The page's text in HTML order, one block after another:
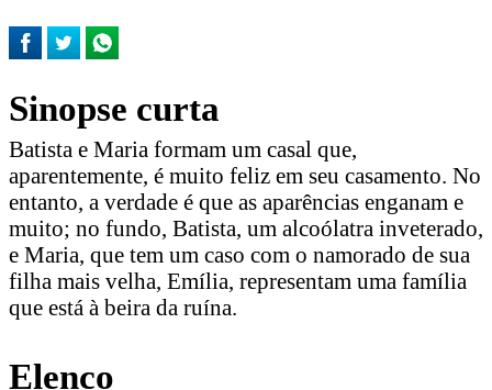
Sinopse curta
Batista e Maria formam um casal que,
aparentemente, é muito feliz em seu casamento. No
entanto, a verdade é que as aparências enganam e
muito; no fundo, Batista, um alcoólatra inveterado,
e Maria, que tem um caso com o namorado de sua
filha mais velha, Emília, representam uma família
que está à beira da ruína.
Elenco